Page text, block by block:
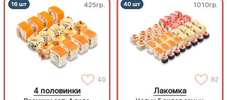
425гр.
40
4 половинки
1010гр.
82
Лакомка